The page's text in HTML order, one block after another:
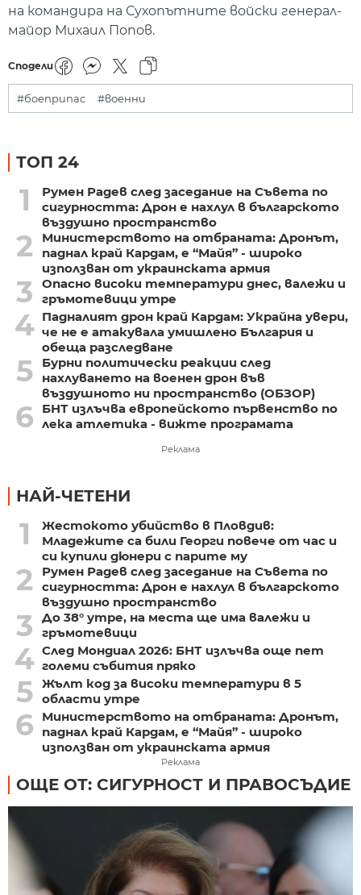
на командира на Сухопътните войски генерал-
майор Михаил Попов.
Сподели
#боеприпас #военни
ТОП 24
1
Румен Радев след заседание на Съвета по
сигурността: Дрон е нахлул в българското
въздушно пространство
2
Министерството на отбраната: Дронът,
паднал край Кардам, е “Майя” - широко
използван от украинската армия
3
Опасно високи температури днес, валежи и
гръмотевици утре
4 Падналият дрон край Кардам: Украйна увери,
че не е атакувала умишлено България и
обеща разследване
5
Бурни политически реакции след
нахлуването на военен дрон във
въздушното ни пространство (ОБЗОР)
6
БНТ излъчва европейското първенство по
лека атлетика - вижте програмата
Реклама
НАЙ-ЧЕТЕНИ
1
Жестокото убийство в Пловдив:
Младежите са били Георги повече от час и
си купили дюнери с парите му
2
Румен Радев след заседание на Съвета по
сигурността: Дрон е нахлул в българското
въздушно пространство
3
До 38° утре, на места ще има валежи и
гръмотевици
4 След Мондиал 2026: БНТ излъчва още пет
големи събития пряко
5 Жълт код за високи температури в 5
области утре
6
Министерството на отбраната: Дронът,
паднал край Кардам, е “Майя” - широко
използван от украинската армия
Реклама
ОЩЕ ОТ: СИГУРНОСТ И ПРАВОСЪДИЕ